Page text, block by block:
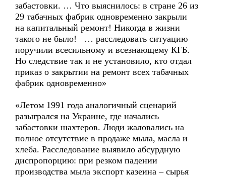
забастовки. … Что выяснилось: в стране 26 из
29 табачных фабрик одновременно закрыли
на капитальный ремонт! Никогда в жизни
такого не было! … расследовать ситуацию
поручили всесильному и всезнающему КГБ.
Но следствие так и не установило, кто отдал
приказ о закрытии на ремонт всех табачных
фабрик одновременно»
«Летом 1991 года аналогичный сценарий
разыгрался на Украине, где начались
забастовки шахтеров. Люди жаловались на
полное отсутствие в продаже мыла, масла и
хлеба. Расследование выявило абсурдную
диспропорцию: при резком падении
производства мыла экспорт казеина – сырья